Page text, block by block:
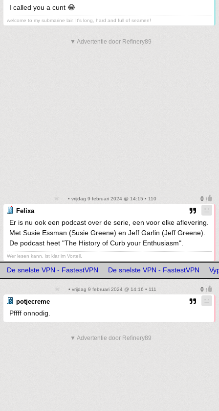
I called you a cunt 😂
welcome to my submarine lair. It's long, hard and full of seamen!
▼ Advertentie door Refinery89
• vrijdag 9 februari 2024 @ 14:15 • 110
Felixa
Er is nu ook een podcast over de serie, een voor elke aflevering.
Met Susie Essman (Susie Greene) en Jeff Garlin (Jeff Greene).
De podcast heet "The History of Curb your Enthusiasm".
Wer lesen kann, ist klar im Vorteil.
De snelste VPN - FastestVPN De snelste VPN - FastestVPN
• vrijdag 9 februari 2024 @ 14:16 • 111
potjecreme
Pffff onnodig.
▼ Advertentie door Refinery89